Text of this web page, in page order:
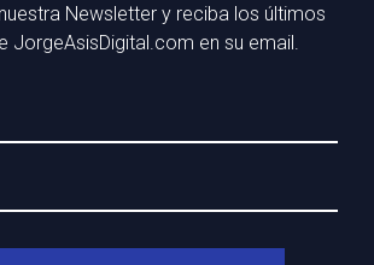
Newsletter y reciba los últimos
JorgeAsisDigital.com en su email.